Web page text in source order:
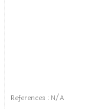
References : N/A